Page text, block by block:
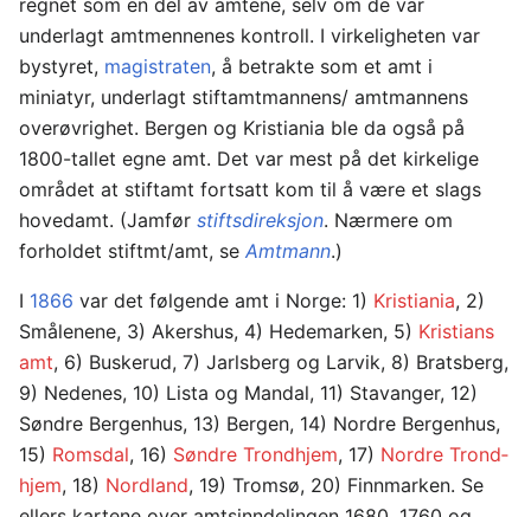
regnet som en del av amtene, selv om de var
underlagt amtmennenes kontroll. I virkeligheten var
bystyret, magistraten, å betrakte som et amt i
miniatyr, underlagt stiftamt­mannens/ amtmannens
overøvrighet. Bergen og Kristiania ble da også på
1800-tallet egne amt. Det var mest på det kirkelige
området at stiftamt fortsatt kom til å være et slags
hovedamt. (Jamfør stiftsdireksjon. Nær­mere om
forholdet stiftmt/amt, se Amtmann.)
I 1866 var det følgende amt i Norge: 1) Kristiania, 2)
Smålenene, 3) Akershus, 4) Hedemarken, 5) Kris­­tians
amt, 6) Buskerud, 7) Jarlsberg og Lar­vik, 8) Bratsberg,
9) Nedenes, 10) Lista og Man­dal, 11) Stavanger, 12)
Søndre Bergenhus, 13) Bergen, 14) Nordre Bergenhus,
15) Roms­dal, 16) Søndre Trondhjem, 17) Nordre Trond­
hjem, 18) Nordland, 19) Tromsø, 20) Finn­marken. Se